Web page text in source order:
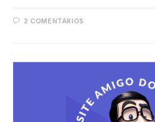
2 COMENTÁRIOS